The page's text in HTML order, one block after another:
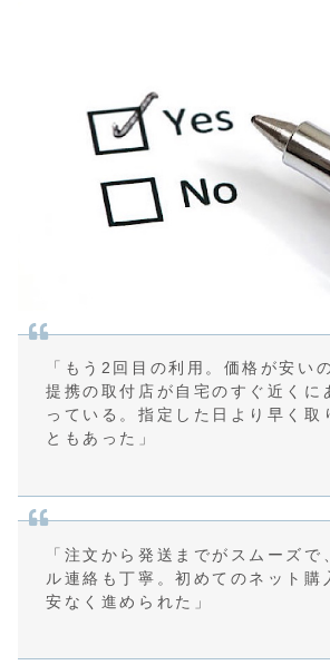
「もう2回目の利用。価格が安い
提携の取付店が自宅のすぐ近くに
っている。指定した日より早く取
ともあった」
「注文から発送までがスムーズで
ル連絡も丁寧。初めてのネット購
安なく進められた」